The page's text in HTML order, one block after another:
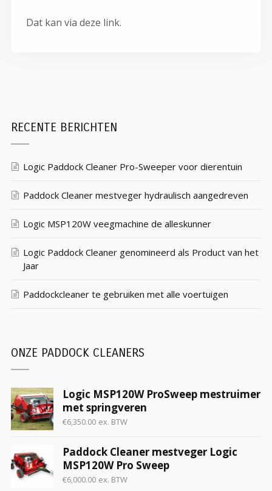
Dat kan via deze link.
RECENTE BERICHTEN
Logic Paddock Cleaner Pro-Sweeper voor dierentuin
Paddock Cleaner mestveger hydraulisch aangedreven
Logic MSP120W veegmachine de alleskunner
Logic Paddock Cleaner genomineerd als Product van het
Jaar
Paddockcleaner te gebruiken met alle voertuigen
ONZE PADDOCK CLEANERS
Logic MSP120W ProSweep mestruimer
met springveren
€6,350.00 ex. BTW
Paddock Cleaner mestveger Logic
MSP120W Pro Sweep
€6,000.00 ex. BTW